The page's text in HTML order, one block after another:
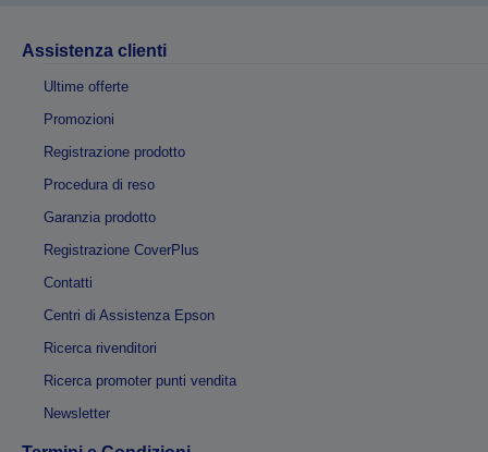
Assistenza clienti
Ultime offerte
Promozioni
Registrazione prodotto
Procedura di reso
Garanzia prodotto
Registrazione CoverPlus
Contatti
Centri di Assistenza Epson
Ricerca rivenditori
Ricerca promoter punti vendita
Newsletter